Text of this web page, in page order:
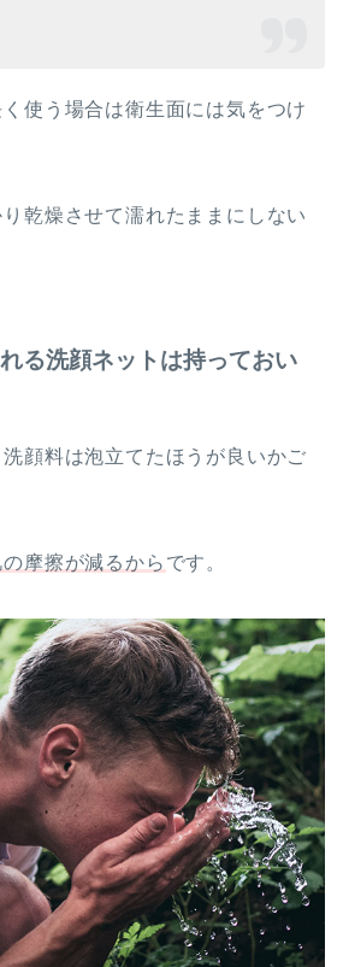
使う場合は衛生面には気をつけ
乾燥させて濡れたままにしない
れる洗顔ネットは持っておい
顔料は泡立てたほうが良いかご
摩擦が減るから です。